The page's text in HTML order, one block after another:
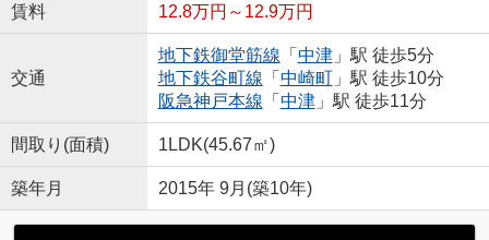
賃料 12.8万円～12.9万円
交通
地下鉄御堂筋線 「 中津」駅 徒歩5分
地下鉄谷町線 「 中崎町」駅 徒歩10分
阪急神戸本線 「 中津」駅 徒歩11分
間取り(面積) 1LDK(45.67㎡)
築年月 2015年 9月(築10年)